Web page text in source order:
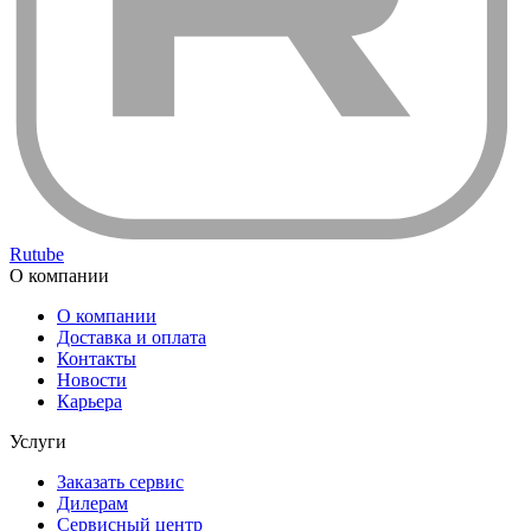
Rutube
О компании
О компании
Доставка и оплата
Контакты
Новости
Карьера
Услуги
Заказать сервис
Дилерам
Сервисный центр